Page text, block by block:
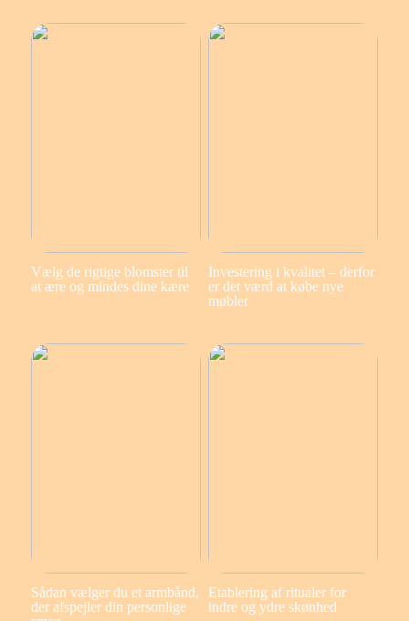
Vælg de rigtige blomster til
at ære og mindes dine kære
Investering i kvalitet – derfor
er det værd at købe nye
møbler
Sådan vælger du et armbånd,
der afspejler din personlige
Etablering af ritualer for
indre og ydre skønhed